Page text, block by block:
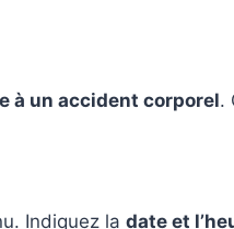
à un accident corporel.
Indiquez la date et